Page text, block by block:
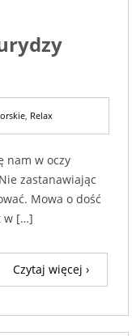
, Relax
nam w oczy
zastanawiając
Mowa o dość
w […]
Czytaj więcej ›